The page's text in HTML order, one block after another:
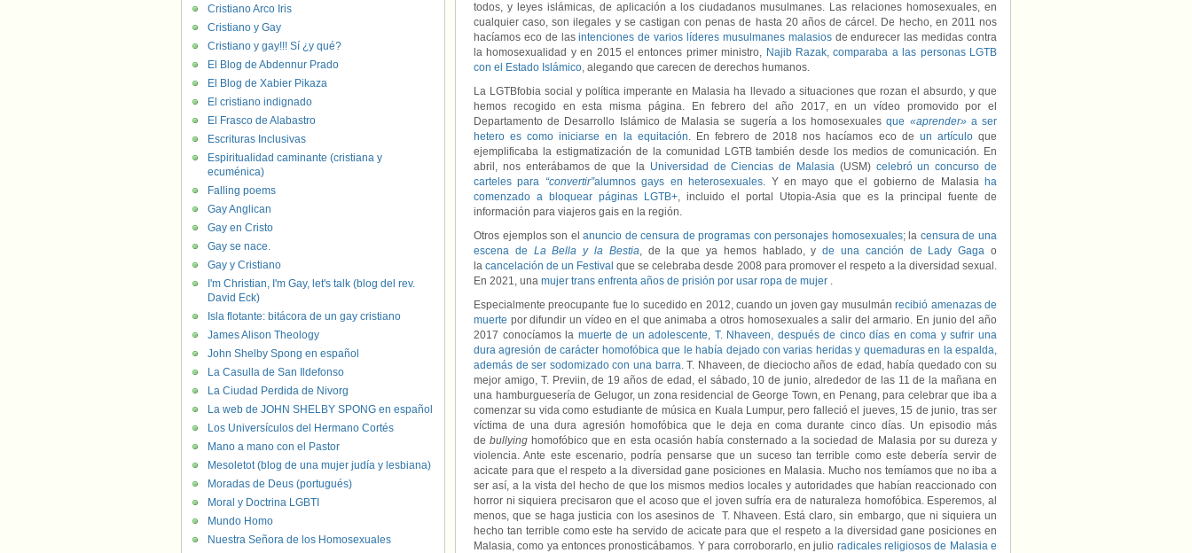
todos, y leyes islámicas, de aplicación a los ciudadanos musulmanes. Las relaciones homosexuales, en
cualquier caso, son ilegales y se castigan con penas de hasta 20 años de cárcel. De hecho, en 2011 nos
hacíamos eco de lasintenciones de varios líderes musulmanes malasiosde endurecer las medidas contra
la homosexualidad y en 2015 el entonces primer ministro, Najib Razak, comparaba a las personas LGTB
con el Estado Islámico, alegando que carecen de derechos humanos.
La LGTBfobia social y política imperante en Malasia ha llevado a situaciones que rozan el absurdo, y que
hemos recogido en esta misma página. En febrero del año 2017, en un vídeo promovido por el
Departamento de Desarrollo Islámico de Malasia se sugería a los homosexualesque «aprender»a ser
hetero es como iniciarse en la equitación. En febrero de 2018 nos hacíamos eco de un artículoque
ejemplificaba la estigmatización de la comunidad LGTB también desde los medios de comunicación. En
abril, nos enterábamos de que la Universidad de Ciencias de Malasia (USM) celebró un concurso de
carteles para “convertir”alumnos gays en heterosexuales. Y en mayo que el gobierno de Malasia ha
comenzado a bloquear páginas LGTB+, incluido el portal Utopia-Asia que es la principal fuente de
información para viajeros gais en la región.
Otros ejemplos son elanuncio de censura de programas con personajes homosexuales; la censura de una
escena de La Bella y la Bestia, de la que ya hemos hablado, yde una canción de Lady Gaga o
lacancelación de un Festival que se celebraba desde 2008 para promover el respeto a la diversidad sexual.
En 2021, una mujer trans enfrenta años de prisión por usar ropa de mujer .
Especialmente preocupante fue lo sucedido en 2012, cuando un joven gay musulmánrecibió amenazas de
muerte por difundir un vídeo en el que animaba a otros homosexuales a salir del armario. En junio del año
2017 conocíamos la muerte de un adolescente, T. Nhaveen, después de cinco días en coma y sufrir una
dura agresión de carácter homofóbica que le había dejado con varias heridas y quemaduras en la espalda,
además de ser sodomizado con una barra. T. Nhaveen, de dieciocho años de edad, había quedado con su
mejor amigo, T. Previin, de 19 años de edad, el sábado, 10 de junio, alrededor de las 11 de la mañana en
una hamburguesería de Gelugor, un zona residencial de George Town, en Penang, para celebrar que iba a
comenzar su vida como estudiante de música en Kuala Lumpur, pero falleció el jueves, 15 de junio, tras ser
víctima de una dura agresión homofóbica que le deja en coma durante cinco días. Un episodio más
debullying homofóbico que en esta ocasión había consternado a la sociedad de Malasia por su dureza y
violencia. Ante este escenario, podría pensarse que un suceso tan terrible como este debería servir de
acicate para que el respeto a la diversidad gane posiciones en Malasia. Mucho nos temíamos que no iba a
ser así, a la vista del hecho de que los mismos medios locales y autoridades que habían reaccionado con
horror ni siquiera precisaron que el acoso que el joven sufría era de naturaleza homofóbica. Esperemos, al
menos, que se haga justicia con los asesinos de T. Nhaveen. Está claro, sin embargo, que ni siquiera un
hecho tan terrible como este ha servido de acicate para que el respeto a la diversidad gane posiciones en
Malasia, como ya entonces pronosticábamos. Y para corroborarlo, en julio radicales religiosos de Malasia e
Cristiano Arco Iris
Cristiano y Gay
Cristiano y gay!!! Sí ¿y qué?
El Blog de Abdennur Prado
El Blog de Xabier Pikaza
El cristiano indignado
El Frasco de Alabastro
Escrituras Inclusivas
Espiritualidad caminante (cristiana y
ecuménica)
Falling poems
Gay Anglican
Gay en Cristo
Gay se nace.
Gay y Cristiano
I'm Christian, I'm Gay, let's talk (blog del rev.
David Eck)
Isla flotante: bitácora de un gay cristiano
James Alison Theology
John Shelby Spong en español
La Casulla de San Ildefonso
La Ciudad Perdida de Nivorg
La web de JOHN SHELBY SPONG en español
Los Universículos del Hermano Cortés
Mano a mano con el Pastor
Mesoletot (blog de una mujer judía y lesbiana)
Moradas de Deus (portugués)
Moral y Doctrina LGBTI
Mundo Homo
Nuestra Señora de los Homosexuales